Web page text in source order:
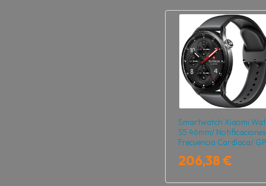
Smartwatch Xiaomi
S5 46mm/
Frecuencia Cardíaca/
206,38 €